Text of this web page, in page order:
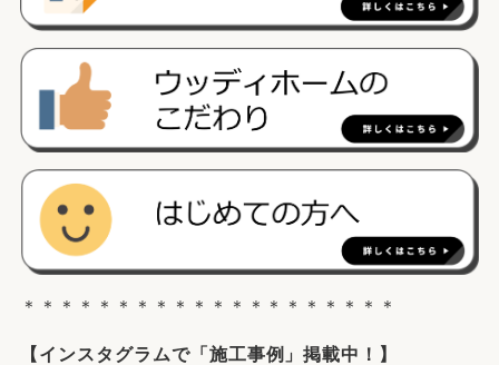
＊＊＊＊＊＊＊＊＊＊＊＊＊＊＊＊＊＊＊＊
【 インスタグラムで「施工事例」掲載中！】